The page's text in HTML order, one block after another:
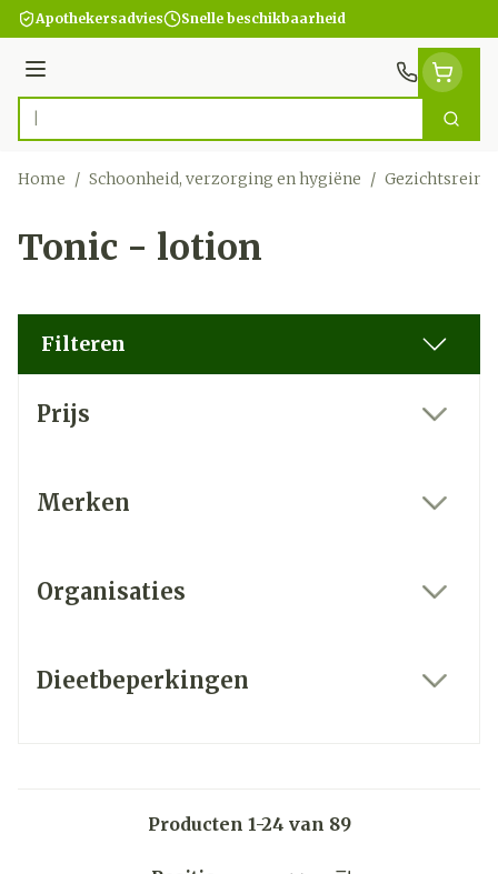
Ga naar de inhoud
Apothekersadvies Snelle beschikbaarheid
Menu
Product, merk, categorie... Zoek
Home / Schoonheid, verzorging en hygiëne /
Tonic - lotion
Filteren
Prijs
Merken
Organisaties
Dieetbeperkingen
Producten 1-24 van 89